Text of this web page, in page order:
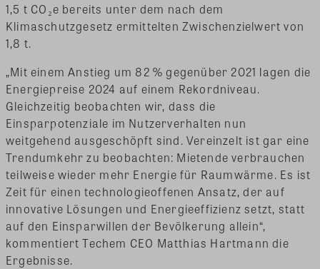
1,5 t CO₂e bereits unter dem nach dem
Klimaschutzgesetz ermittelten Zwischenzielwert von
1,8 t.
„Mit einem Anstieg um 82 % gegenüber 2021 lagen die
Energiepreise 2024 auf einem Rekordniveau.
Gleichzeitig beobachten wir, dass die
Einsparpotenziale im Nutzerverhalten nun
weitgehend ausgeschöpft sind. Vereinzelt ist gar eine
Trendumkehr zu beobachten: Mietende verbrauchen
teilweise wieder mehr Energie für Raumwärme. Es ist
Zeit für einen technologieoffenen Ansatz, der auf
innovative Lösungen und Energieeffizienz setzt, statt
auf den Einsparwillen der Bevölkerung allein“,
kommentiert Techem CEO Matthias Hartmann die
Ergebnisse.